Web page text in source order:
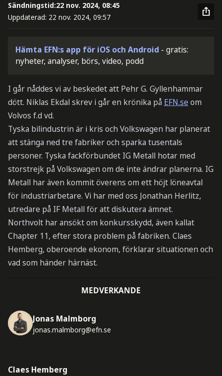
Sändningstid:22 nov. 2024, 08:45
Uppdaterad: 22 nov. 2024, 09:57
Hämta EFN:s app för iOS och Android - gratis:
nyheter, analyser, börs, video, podd
I går nåddes vi av beskedet att Pehr G. Gyllenhammar
dött. Niklas Ekdal skrev i går en krönika på EFN.seom
Volvos f.d vd.
Tyska bilindustrin är i kris och Volkswagen har planerat
att stänga ned tre fabriker och sparka tusentals
personer. Tyska fackförbundet IG Metall hotar med
storstrejk på Volkswagen om de inte ändrar planerna. IG
Metall har även kommit överens om ett höjt löneavtal
för industriarbetare. Vi har med oss Jonathan Herlitz,
utredare på IF Metall för att diskutera ämnet.
Northvolt har ansökt om konkursskydd, även kallat
Chapter 11, efter stora problem på fabriken. Claes
Hemberg, oberoende ekonom, förklarar situationen och
vad som händer härnäst.
MEDVERKANDE
Jonas Malmborg
jonas.malmborg@efn.se
Claes Hemberg